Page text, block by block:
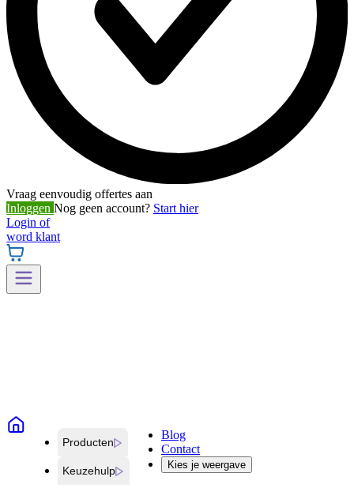
Vraag eenvoudig offertes aan
Inloggen Nog geen account? Start hier
Login of
word klant
Producten
Keuzehulp
Blog
Contact
Kies je weergave